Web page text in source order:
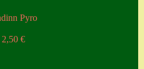
Pyro
2,50 €